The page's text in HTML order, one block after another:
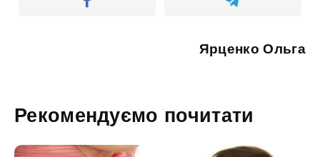
Ярценко Ольга
Рекомендуємо почитати